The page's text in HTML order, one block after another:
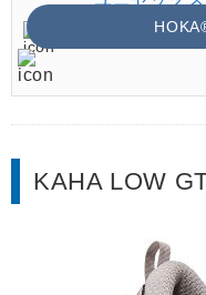
KAHA LOW